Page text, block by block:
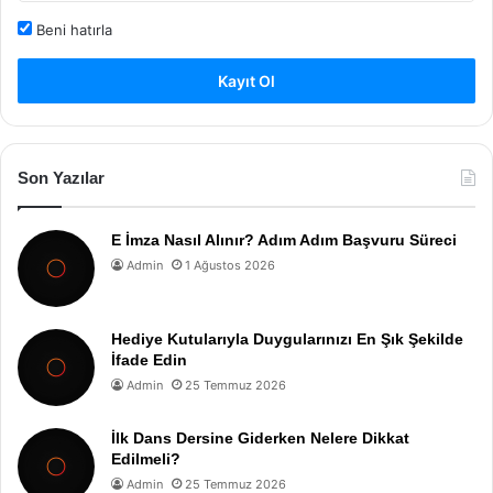
Beni hatırla
Kayıt Ol
Son Yazılar
E İmza Nasıl Alınır? Adım Adım Başvuru Süreci
Admin 1 Ağustos 2026
Hediye Kutularıyla Duygularınızı En Şık Şekilde
İfade Edin
Admin 25 Temmuz 2026
İlk Dans Dersine Giderken Nelere Dikkat
Edilmeli?
Admin 25 Temmuz 2026